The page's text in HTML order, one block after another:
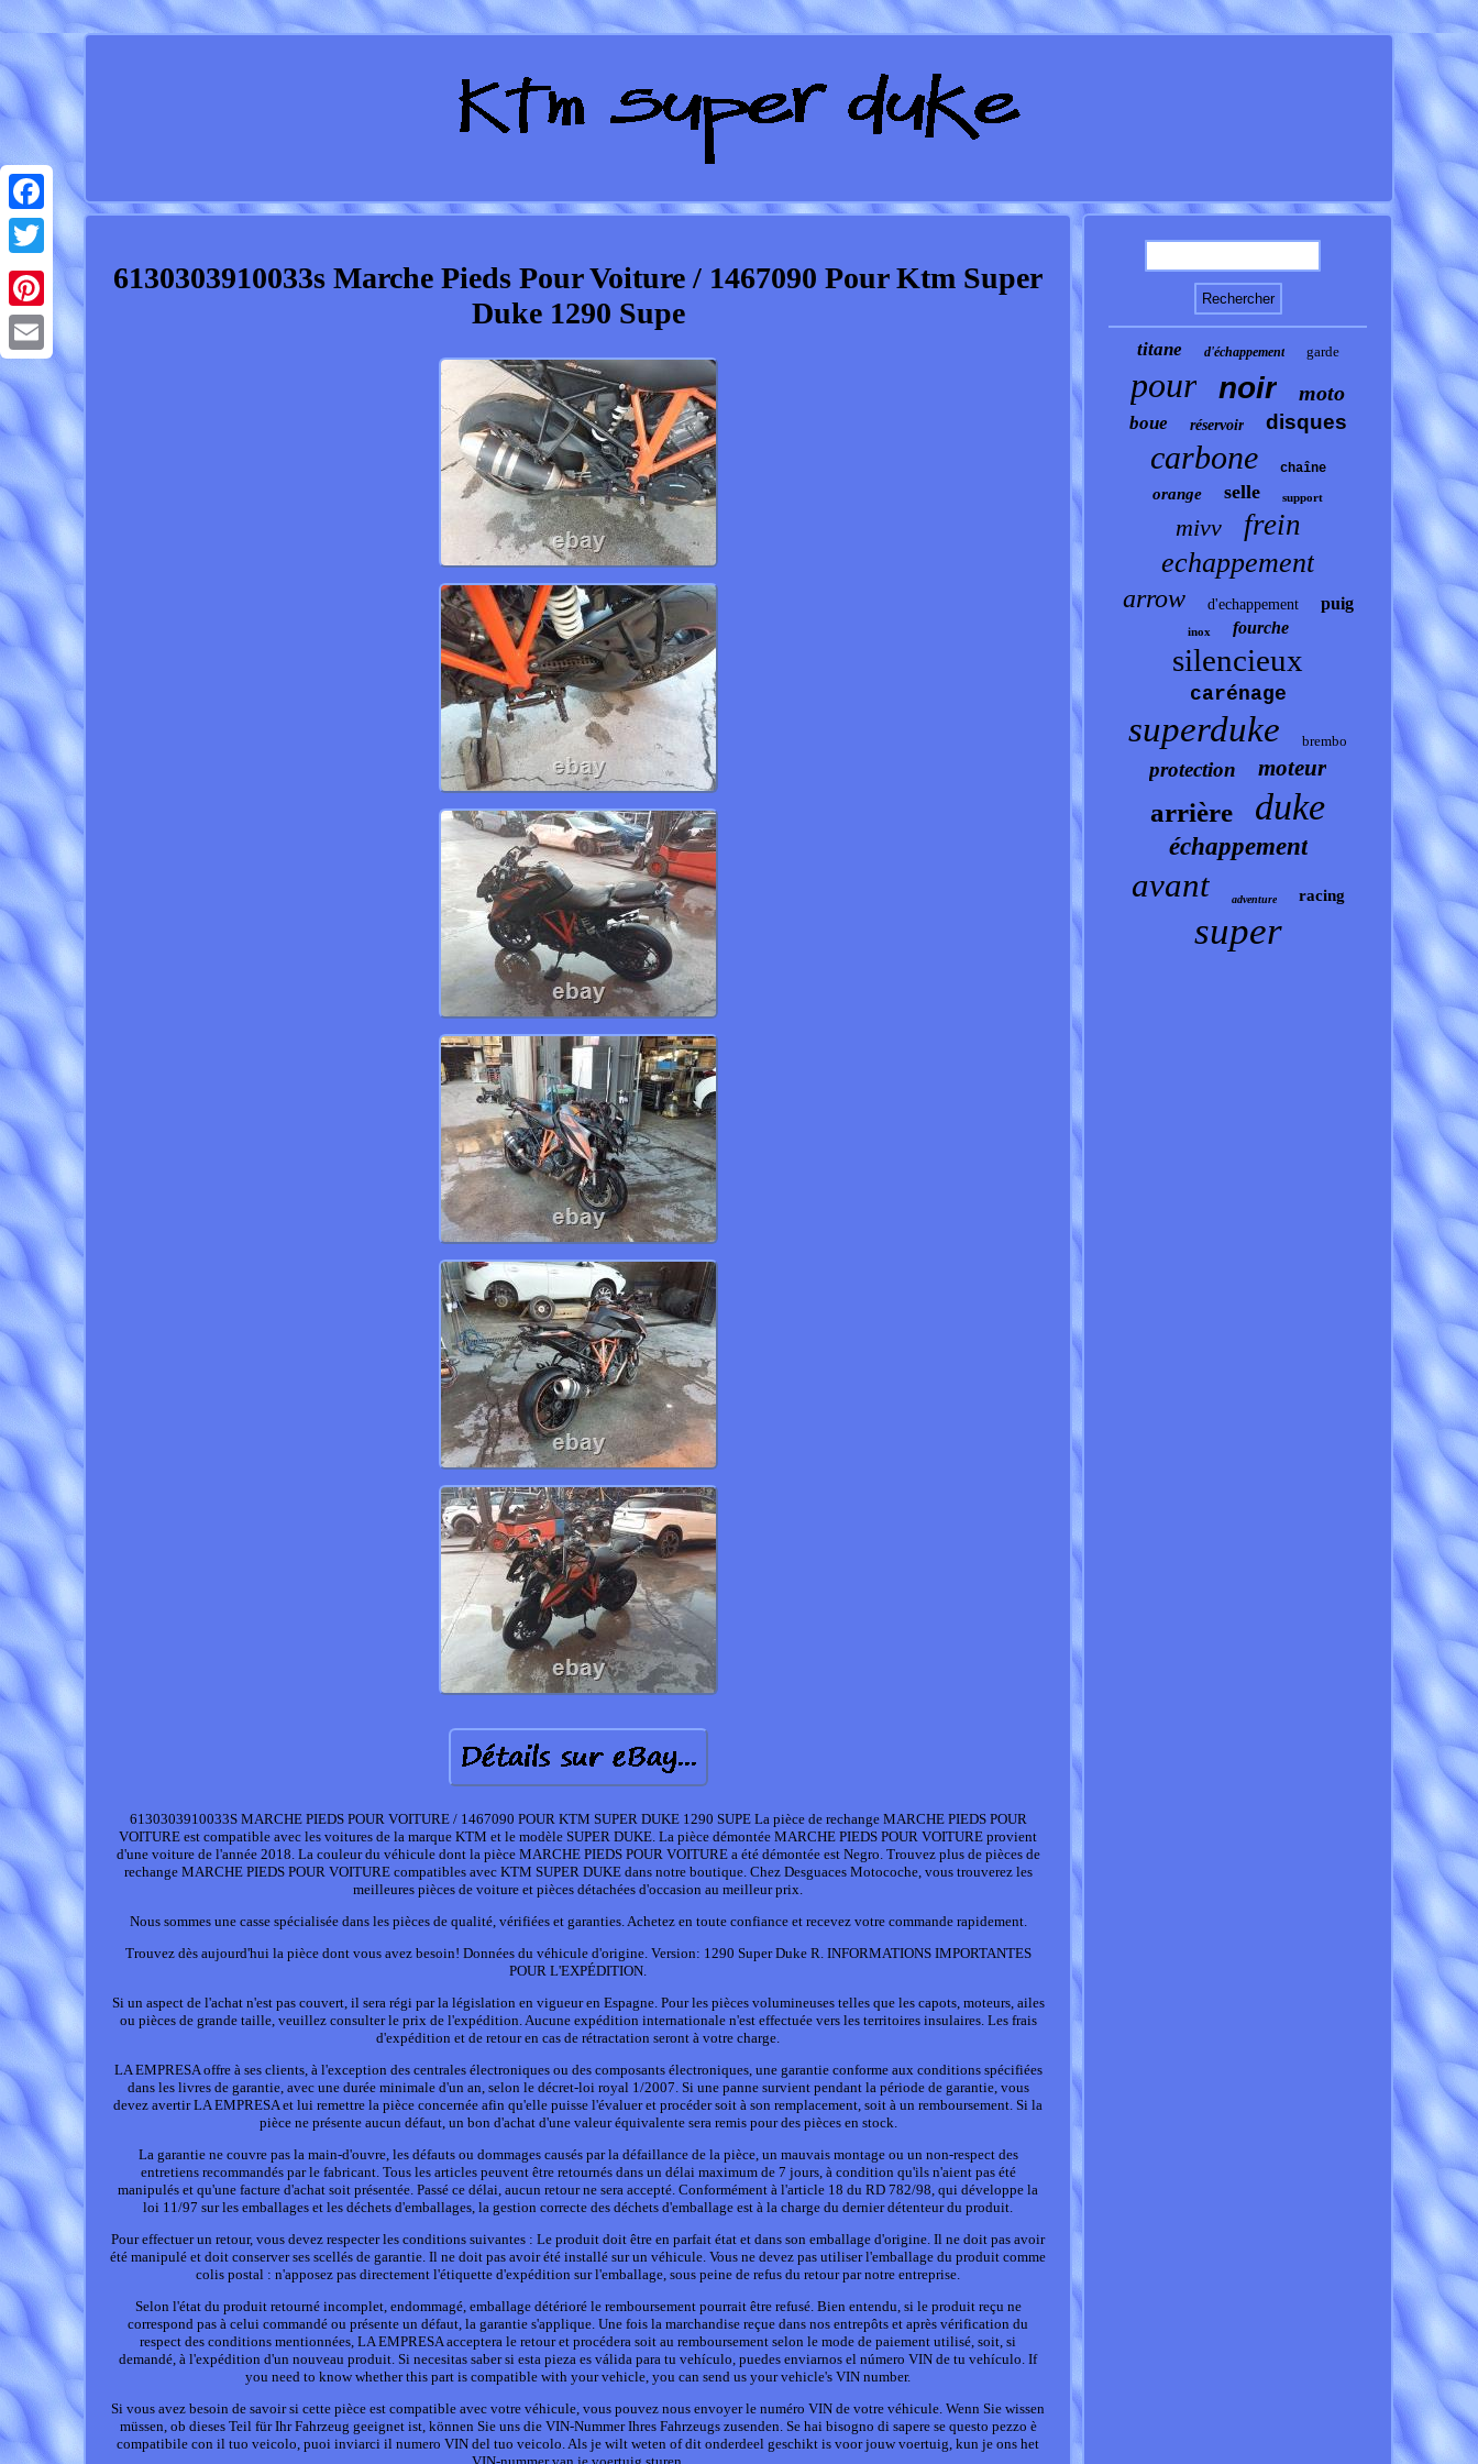
Facebook
Twitter
Pinterest
Email
6130303910033s Marche Pieds Pour Voiture / 1467090 Pour Ktm Super
Duke 1290 Supe
6130303910033S MARCHE PIEDS POUR VOITURE / 1467090 POUR KTM SUPER DUKE 1290 SUPE La pièce de rechange MARCHE PIEDS POUR
VOITURE est compatible avec les voitures de la marque KTM et le modèle SUPER DUKE. La pièce démontée MARCHE PIEDS POUR VOITURE provient
d'une voiture de l'année 2018. La couleur du véhicule dont la pièce MARCHE PIEDS POUR VOITURE a été démontée est Negro. Trouvez plus de pièces de
rechange MARCHE PIEDS POUR VOITURE compatibles avec KTM SUPER DUKE dans notre boutique. Chez Desguaces Motocoche, vous trouverez les
meilleures pièces de voiture et pièces détachées d'occasion au meilleur prix.
Nous sommes une casse spécialisée dans les pièces de qualité, vérifiées et garanties. Achetez en toute confiance et recevez votre commande rapidement.
Trouvez dès aujourd'hui la pièce dont vous avez besoin! Données du véhicule d'origine. Version: 1290 Super Duke R. INFORMATIONS IMPORTANTES
POUR L'EXPÉDITION.
Si un aspect de l'achat n'est pas couvert, il sera régi par la législation en vigueur en Espagne. Pour les pièces volumineuses telles que les capots, moteurs, ailes
ou pièces de grande taille, veuillez consulter le prix de l'expédition. Aucune expédition internationale n'est effectuée vers les territoires insulaires. Les frais
d'expédition et de retour en cas de rétractation seront à votre charge.
LA EMPRESA offre à ses clients, à l'exception des centrales électroniques ou des composants électroniques, une garantie conforme aux conditions spécifiées
dans les livres de garantie, avec une durée minimale d'un an, selon le décret-loi royal 1/2007. Si une panne survient pendant la période de garantie, vous
devez avertir LA EMPRESA et lui remettre la pièce concernée afin qu'elle puisse l'évaluer et procéder soit à son remplacement, soit à un remboursement. Si la
pièce ne présente aucun défaut, un bon d'achat d'une valeur équivalente sera remis pour des pièces en stock.
La garantie ne couvre pas la main-d'ouvre, les défauts ou dommages causés par la défaillance de la pièce, un mauvais montage ou un non-respect des
entretiens recommandés par le fabricant. Tous les articles peuvent être retournés dans un délai maximum de 7 jours, à condition qu'ils n'aient pas été
manipulés et qu'une facture d'achat soit présentée. Passé ce délai, aucun retour ne sera accepté. Conformément à l'article 18 du RD 782/98, qui développe la
loi 11/97 sur les emballages et les déchets d'emballages, la gestion correcte des déchets d'emballage est à la charge du dernier détenteur du produit.
Pour effectuer un retour, vous devez respecter les conditions suivantes : Le produit doit être en parfait état et dans son emballage d'origine. Il ne doit pas avoir
été manipulé et doit conserver ses scellés de garantie. Il ne doit pas avoir été installé sur un véhicule. Vous ne devez pas utiliser l'emballage du produit comme
colis postal : n'apposez pas directement l'étiquette d'expédition sur l'emballage, sous peine de refus du retour par notre entreprise.
Selon l'état du produit retourné incomplet, endommagé, emballage détérioré le remboursement pourrait être refusé. Bien entendu, si le produit reçu ne
correspond pas à celui commandé ou présente un défaut, la garantie s'applique. Une fois la marchandise reçue dans nos entrepôts et après vérification du
respect des conditions mentionnées, LA EMPRESA acceptera le retour et procédera soit au remboursement selon le mode de paiement utilisé, soit, si
demandé, à l'expédition d'un nouveau produit. Si necesitas saber si esta pieza es válida para tu vehículo, puedes enviarnos el número VIN de tu vehículo. If
you need to know whether this part is compatible with your vehicle, you can send us your vehicle's VIN number.
Si vous avez besoin de savoir si cette pièce est compatible avec votre véhicule, vous pouvez nous envoyer le numéro VIN de votre véhicule. Wenn Sie wissen
müssen, ob dieses Teil für Ihr Fahrzeug geeignet ist, können Sie uns die VIN-Nummer Ihres Fahrzeugs zusenden. Se hai bisogno di sapere se questo pezzo è
compatibile con il tuo veicolo, puoi inviarci il numero VIN del tuo veicolo. Als je wilt weten of dit onderdeel geschikt is voor jouw voertuig, kun je ons het
VIN-nummer van je voertuig sturen.
titane d'échappement garde
pour noir moto
boue réservoir disques
carbone chaîne
orange selle support
mivv frein
echappement
arrow d'echappement puig
inox fourche
silencieux
carénage
superduke brembo
protection moteur
arrière duke
échappement
avant adventure racing
super